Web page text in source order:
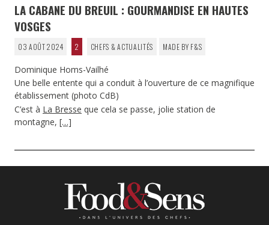
LA CABANE DU BREUIL : GOURMANDISE EN HAUTES
VOSGES
03 AOÛT 2024 2 CHEFS & ACTUALITÉS MADE BY F&S
Dominique Homs-Vailhé
Une belle entente qui a conduit à l’ouverture de ce magnifique
établissement (photo CdB)
C’est à La Bresse que cela se passe, jolie station de
montagne, […]